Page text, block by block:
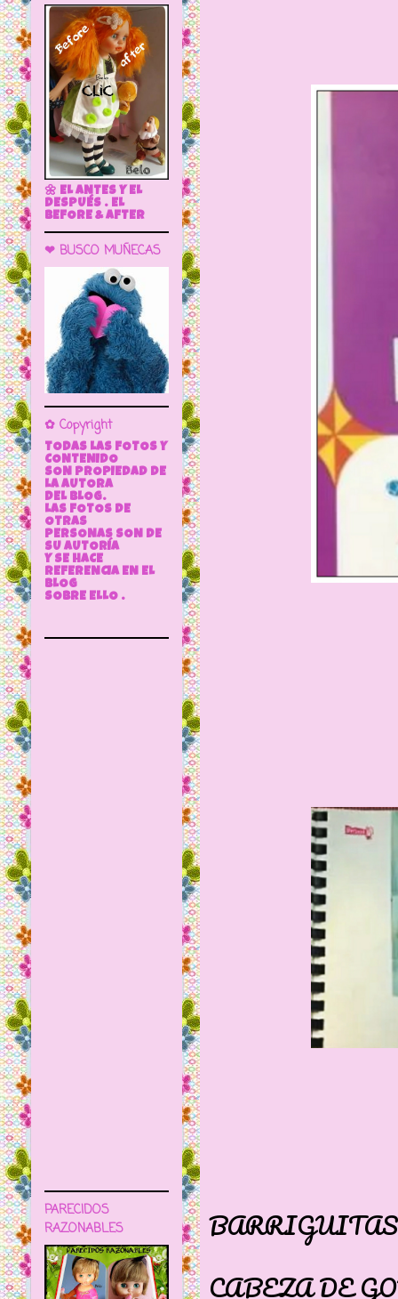
CABEZA DE
🌼 EL ANTES Y EL
DESPUÉS . EL
BEFORE & AFTER
❤ BUSCO MUÑECAS
✿ Copyright
TODAS LAS FOTOS Y
CONTENIDO
SON PROPIEDAD DE
LA AUTORA
DEL BLOG.
LAS FOTOS DE
OTRAS
PERSONAS SON DE
SU AUTORÍA
Y SE HACE
REFERENCIA EN EL
BLOG
SOBRE ELLO .
PARECIDOS
RAZONABLES